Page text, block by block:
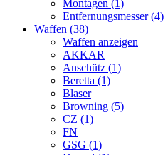
Montagen (1)
Entfernungsmesser (4)
Waffen (38)
Waffen anzeigen
AKKAR
Anschütz (1)
Beretta (1)
Blaser
Browning (5)
CZ (1)
FN
GSG (1)